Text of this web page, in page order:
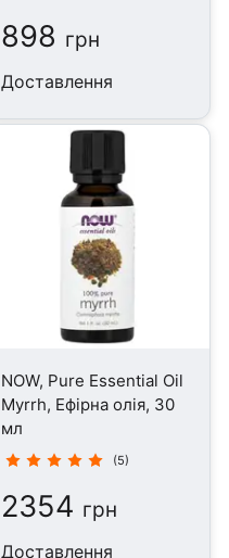
898 грн
Доставлення
NOW, Pure Essential Oil
Myrrh, Ефірна олія, 30
мл
(5)
2354 грн
Доставлення